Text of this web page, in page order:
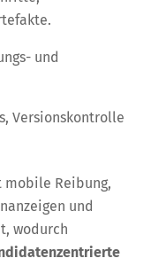
und
Versionskontrolle
mobile Reibung,
und
wodurch